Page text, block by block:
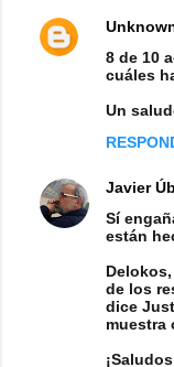
t
s
8 de 10
cuáles
Un
Javier
Sí
están
de los
dice
muestra